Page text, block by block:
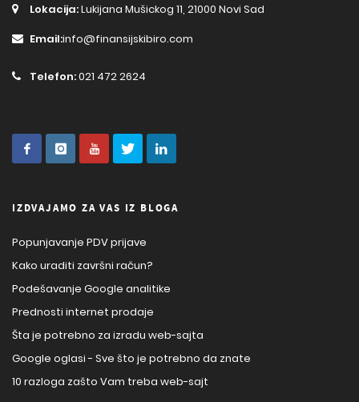
Lokacija:Lukijana Mušickog 11, 21000 Novi Sad
Email:info@finansijskibiro.com
Telefon:021 472 2624
IZDVAJAMO ZA VAS IZ BLOGA
Popunjavanje PDV prijave
Kako uraditi završni račun?
Podešavanje Google analitike
Prednosti internet prodaje
Šta je potrebno za izradu web-sajta
Google oglasi - Sve što je potrebno da znate
10 razloga zašto Vam treba web-sajt